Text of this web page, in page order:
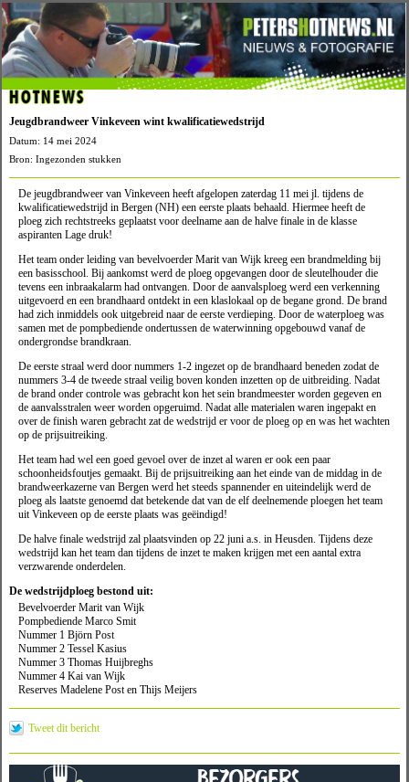
HOTNEWS
Jeugdbrandweer Vinkeveen wint kwalificatiewedstrijd
Datum: 14 mei 2024
Bron: Ingezonden stukken
De jeugdbrandweer van Vinkeveen heeft afgelopen zaterdag 11 mei jl. tijdens de
kwalificatiewedstrijd in Bergen (NH) een eerste plaats behaald. Hiermee heeft de
ploeg zich rechtstreeks geplaatst voor deelname aan de halve finale in de klasse
aspiranten Lage druk!
Het team onder leiding van bevelvoerder Marit van Wijk kreeg een brandmelding bij
een basisschool. Bij aankomst werd de ploeg opgevangen door de sleutelhouder die
tevens een inbraakalarm had ontvangen. Door de aanvalsploeg werd een verkenning
uitgevoerd en een brandhaard ontdekt in een klaslokaal op de begane grond. De brand
had zich inmiddels ook uitgebreid naar de eerste verdieping. Door de waterploeg was
samen met de pompbediende ondertussen de waterwinning opgebouwd vanaf de
ondergrondse brandkraan.
De eerste straal werd door nummers 1-2 ingezet op de brandhaard beneden zodat de
nummers 3-4 de tweede straal veilig boven konden inzetten op de uitbreiding. Nadat
de brand onder controle was gebracht kon het sein brandmeester worden gegeven en
de aanvalsstralen weer worden opgeruimd. Nadat alle materialen waren ingepakt en
over de finish waren gebracht zat de wedstrijd er voor de ploeg op en was het wachten
op de prijsuitreiking.
Het team had wel een goed gevoel over de inzet al waren er ook een paar
schoonheidsfoutjes gemaakt. Bij de prijsuitreiking aan het einde van de middag in de
brandweerkazerne van Bergen werd het steeds spannender en uiteindelijk werd de
ploeg als laatste genoemd dat betekende dat van de elf deelnemende ploegen het team
uit Vinkeveen op de eerste plaats was geëindigd!
De halve finale wedstrijd zal plaatsvinden op 22 juni a.s. in Heusden. Tijdens deze
wedstrijd kan het team dan tijdens de inzet te maken krijgen met een aantal extra
verzwarende onderdelen.
De wedstrijdploeg bestond uit:
Bevelvoerder Marit van Wijk
Pompbediende Marco Smit
Nummer 1 Björn Post
Nummer 2 Tessel Kasius
Nummer 3 Thomas Huijbreghs
Nummer 4 Kai van Wijk
Reserves Madelene Post en Thijs Meijers
Tweet dit bericht